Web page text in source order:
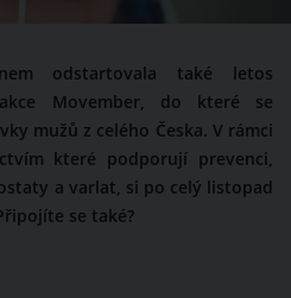
odstartovala také letos
Movember, do které se
mužů z celého Česka. V rámci
které podporují prevenci,
a varlat, si po celý listopad
se také?